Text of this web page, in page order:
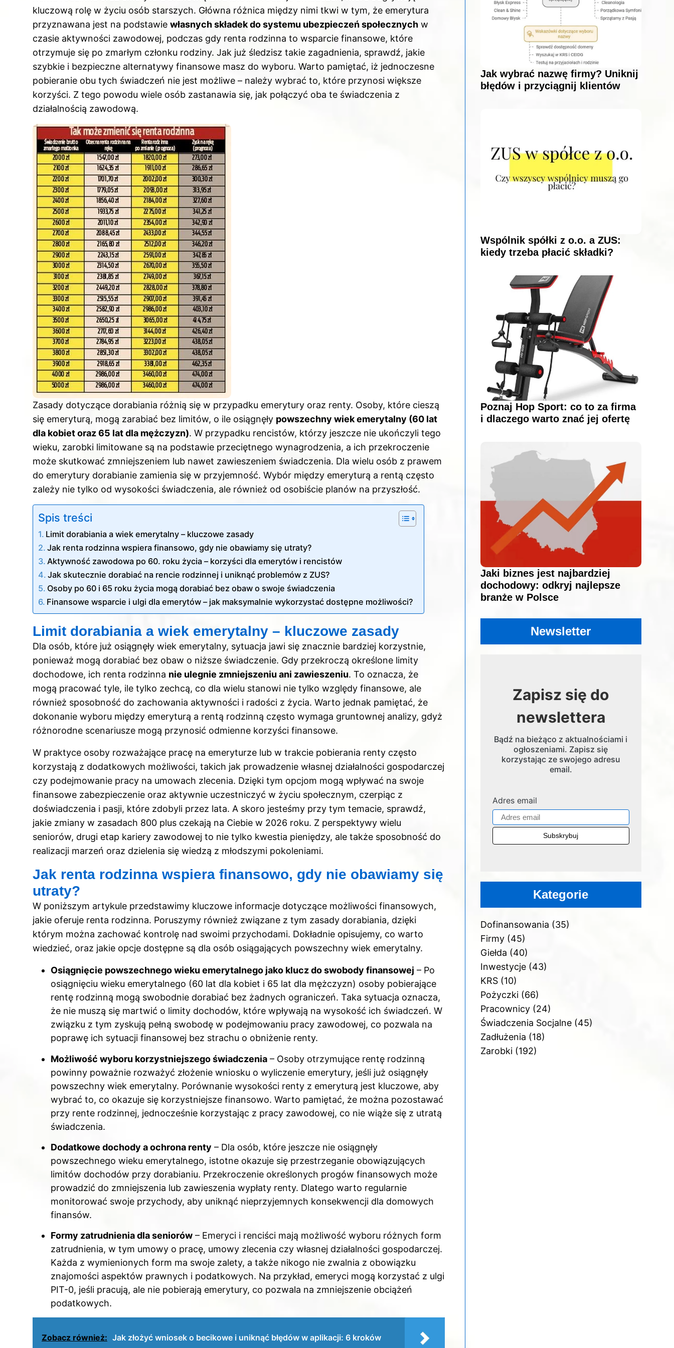
e
b
o
o
k
e
st
di
t
bl
r
e
dI
n
kluczową rolę w życiu osób starszych. Główna różnica między nimi tkwi w tym, że emerytura
przyznawana jest na podstawie własnych składek do systemu ubezpieczeń społecznych w
czasie aktywności zawodowej, podczas gdy renta rodzinna to wsparcie finansowe, które
otrzymuje się po zmarłym członku rodziny. Jak już śledzisz takie zagadnienia, sprawdź, jakie
szybkie i bezpieczne alternatywy finansowe masz do wyboru. Warto pamiętać, iż jednoczesne
pobieranie obu tych świadczeń nie jest możliwe – należy wybrać to, które przynosi większe
korzyści. Z tego powodu wiele osób zastanawia się, jak połączyć oba te świadczenia z
działalnością zawodową.
Zasady dotyczące dorabiania różnią się w przypadku emerytury oraz renty. Osoby, które cieszą
się emeryturą, mogą zarabiać bez limitów, o ile osiągnęły powszechny wiek emerytalny (60 lat
dla kobiet oraz 65 lat dla mężczyzn). W przypadku rencistów, którzy jeszcze nie ukończyli tego
wieku, zarobki limitowane są na podstawie przeciętnego wynagrodzenia, a ich przekroczenie
może skutkować zmniejszeniem lub nawet zawieszeniem świadczenia. Dla wielu osób z prawem
do emerytury dorabianie zamienia się w przyjemność. Wybór między emeryturą a rentą często
zależy nie tylko od wysokości świadczenia, ale również od osobiście planów na przyszłość.
Spis treści
Limit dorabiania a wiek emerytalny – kluczowe zasady
Jak renta rodzinna wspiera finansowo, gdy nie obawiamy się utraty?
Aktywność zawodowa po 60. roku życia – korzyści dla emerytów i rencistów
Jak skutecznie dorabiać na rencie rodzinnej i uniknąć problemów z ZUS?
Osoby po 60 i 65 roku życia mogą dorabiać bez obaw o swoje świadczenia
Finansowe wsparcie i ulgi dla emerytów – jak maksymalnie wykorzystać dostępne możliwości?
Limit dorabiania a wiek emerytalny – kluczowe zasady
Dla osób, które już osiągnęły wiek emerytalny, sytuacja jawi się znacznie bardziej korzystnie,
ponieważ mogą dorabiać bez obaw o niższe świadczenie. Gdy przekroczą określone limity
dochodowe, ich renta rodzinna nie ulegnie zmniejszeniu ani zawieszeniu. To oznacza, że
mogą pracować tyle, ile tylko zechcą, co dla wielu stanowi nie tylko względy finansowe, ale
również sposobność do zachowania aktywności i radości z życia. Warto jednak pamiętać, że
dokonanie wyboru między emeryturą a rentą rodzinną często wymaga gruntownej analizy, gdyż
różnorodne scenariusze mogą przynosić odmienne korzyści finansowe.
W praktyce osoby rozważające pracę na emeryturze lub w trakcie pobierania renty często
korzystają z dodatkowych możliwości, takich jak prowadzenie własnej działalności gospodarczej
czy podejmowanie pracy na umowach zlecenia. Dzięki tym opcjom mogą wpływać na swoje
finansowe zabezpieczenie oraz aktywnie uczestniczyć w życiu społecznym, czerpiąc z
doświadczenia i pasji, które zdobyli przez lata. A skoro jesteśmy przy tym temacie, sprawdź,
jakie zmiany w zasadach 800 plus czekają na Ciebie w 2026 roku. Z perspektywy wielu
seniorów, drugi etap kariery zawodowej to nie tylko kwestia pieniędzy, ale także sposobność do
realizacji marzeń oraz dzielenia się wiedzą z młodszymi pokoleniami.
Jak renta rodzinna wspiera finansowo, gdy nie obawiamy się
utraty?
W poniższym artykule przedstawimy kluczowe informacje dotyczące możliwości finansowych,
jakie oferuje renta rodzinna. Poruszymy również związane z tym zasady dorabiania, dzięki
którym można zachować kontrolę nad swoimi przychodami. Dokładnie opisujemy, co warto
wiedzieć, oraz jakie opcje dostępne są dla osób osiągających powszechny wiek emerytalny.
Osiągnięcie powszechnego wieku emerytalnego jako klucz do swobody finansowej – Po
osiągnięciu wieku emerytalnego (60 lat dla kobiet i 65 lat dla mężczyzn) osoby pobierające
rentę rodzinną mogą swobodnie dorabiać bez żadnych ograniczeń. Taka sytuacja oznacza,
że nie muszą się martwić o limity dochodów, które wpływają na wysokość ich świadczeń. W
związku z tym zyskują pełną swobodę w podejmowaniu pracy zawodowej, co pozwala na
poprawę ich sytuacji finansowej bez strachu o obniżenie renty.
Możliwość wyboru korzystniejszego świadczenia – Osoby otrzymujące rentę rodzinną
powinny poważnie rozważyć złożenie wniosku o wyliczenie emerytury, jeśli już osiągnęły
powszechny wiek emerytalny. Porównanie wysokości renty z emeryturą jest kluczowe, aby
wybrać to, co okazuje się korzystniejsze finansowo. Warto pamiętać, że można pozostawać
przy rente rodzinnej, jednocześnie korzystając z pracy zawodowej, co nie wiąże się z utratą
świadczenia.
Dodatkowe dochody a ochrona renty – Dla osób, które jeszcze nie osiągnęły
powszechnego wieku emerytalnego, istotne okazuje się przestrzeganie obowiązujących
limitów dochodów przy dorabianiu. Przekroczenie określonych progów finansowych może
prowadzić do zmniejszenia lub zawieszenia wypłaty renty. Dlatego warto regularnie
monitorować swoje przychody, aby uniknąć nieprzyjemnych konsekwencji dla domowych
finansów.
Formy zatrudnienia dla seniorów – Emeryci i renciści mają możliwość wyboru różnych form
zatrudnienia, w tym umowy o pracę, umowy zlecenia czy własnej działalności gospodarczej.
Każda z wymienionych form ma swoje zalety, a także nikogo nie zwalnia z obowiązku
znajomości aspektów prawnych i podatkowych. Na przykład, emeryci mogą korzystać z ulgi
PIT-0, jeśli pracują, ale nie pobierają emerytury, co pozwala na zmniejszenie obciążeń
podatkowych.
Zobacz również: Jak złożyć wniosek o becikowe i uniknąć błędów w aplikacji: 6 kroków
Jak wybrać nazwę firmy? Uniknij
błędów i przyciągnij klientów
Wspólnik spółki z o.o. a ZUS:
kiedy trzeba płacić składki?
Poznaj Hop Sport: co to za firma
i dlaczego warto znać jej ofertę
Jaki biznes jest najbardziej
dochodowy: odkryj najlepsze
branże w Polsce
Newsletter
Zapisz się do
newslettera
Bądź na bieżąco z aktualnościami i
ogłoszeniami. Zapisz się
korzystając ze swojego adresu
email.
Adres email
Kategorie
Dofinansowania (35)
Firmy(45)
Giełda (40)
Inwestycje(43)
KRS(10)
Pożyczki(66)
Pracownicy(24)
Świadczenia Socjalne(45)
Zadłużenia (18)
Zarobki(192)